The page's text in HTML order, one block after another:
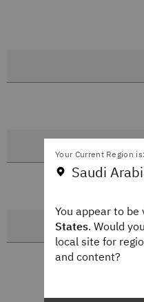
Your Current Region is:
Saudi
You appear to
States. Would
local site for
and content?